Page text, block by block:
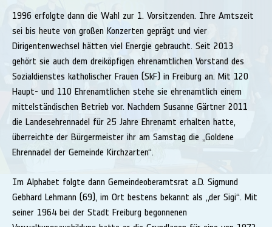
1996 erfolgte dann die Wahl zur 1. Vorsitzenden. Ihre Amtszeit
sei bis heute von großen Konzerten geprägt und vier
Dirigentenwechsel hätten viel Energie gebraucht. Seit 2013
gehört sie auch dem dreiköpfigen ehrenamtlichen Vorstand des
Sozialdienstes katholischer Frauen (SkF) in Freiburg an. Mit 120
Haupt- und 110 Ehrenamtlichen stehe sie ehrenamtlich einem
mittelständischen Betrieb vor. Nachdem Susanne Gärtner 2011
die Landesehrennadel für 25 Jahre Ehrenamt erhalten hatte,
überreichte der Bürgermeister ihr am Samstag die „Goldene
Ehrennadel der Gemeinde Kirchzarten“.
Im Alphabet folgte dann Gemeindeoberamtsrat a.D. Sigmund
Gebhard Lehmann (69), im Ort bestens bekannt als „der Sigi“. Mit
seiner 1964 bei der Stadt Freiburg begonnenen